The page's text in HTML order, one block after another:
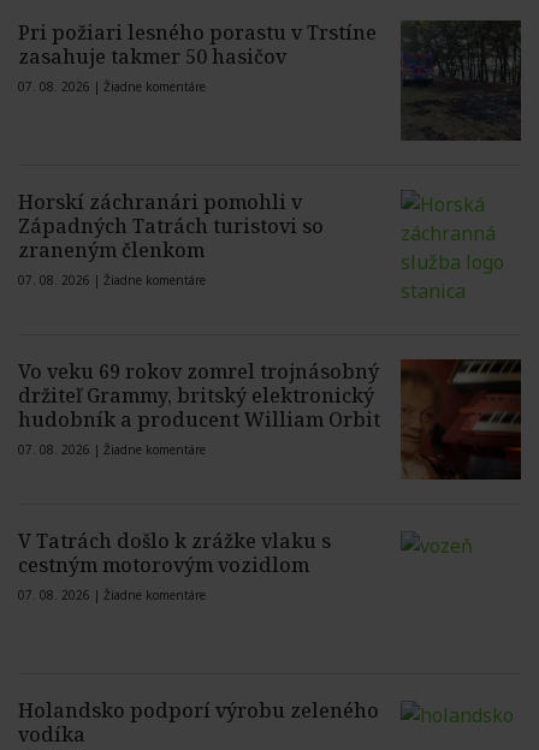
Pri požiari lesného porastu v Trstíne
zasahuje takmer 50 hasičov
07. 08. 2026 | Žiadne komentáre
Horskí záchranári pomohli v
Západných Tatrách turistovi so
zraneným členkom
07. 08. 2026 | Žiadne komentáre
Vo veku 69 rokov zomrel trojnásobný
držiteľ Grammy, britský elektronický
hudobník a producent William Orbit
07. 08. 2026 | Žiadne komentáre
V Tatrách došlo k zrážke vlaku s
cestným motorovým vozidlom
07. 08. 2026 | Žiadne komentáre
Holandsko podporí výrobu zeleného
vodíka